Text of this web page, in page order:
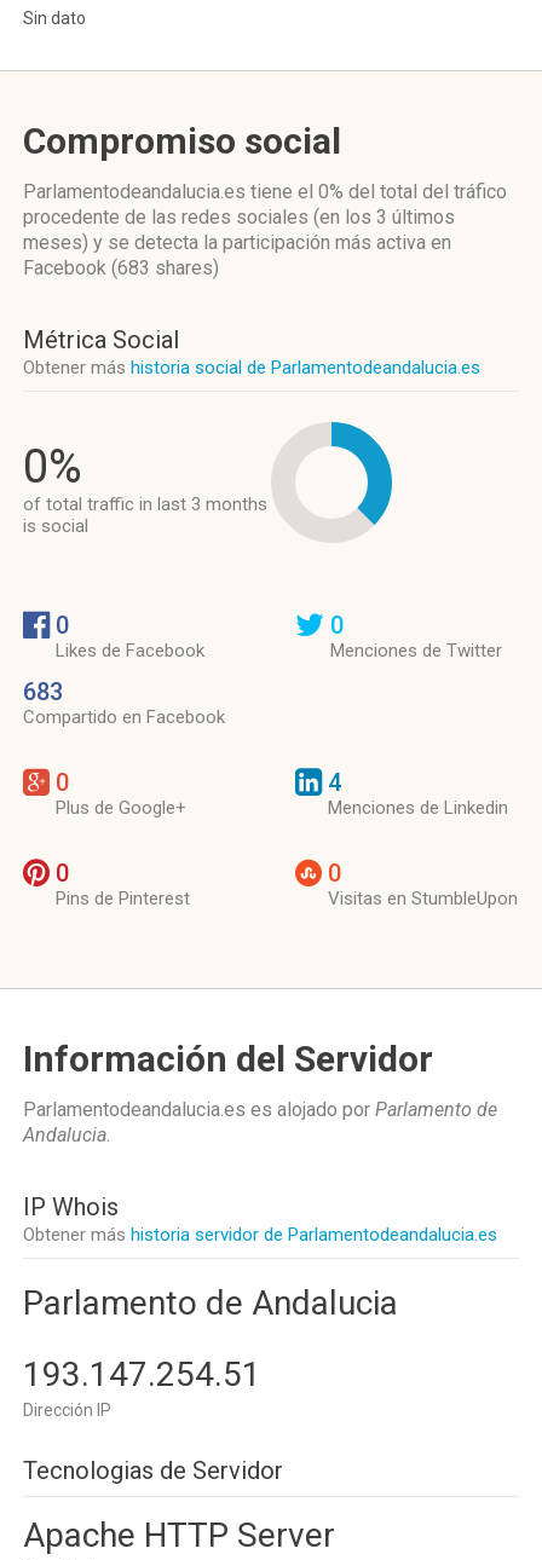
Sin dato
Compromiso social
Parlamentodeandalucia.es tiene el 0% del total del tráfico
procedente de las redes sociales (en los 3 últimos
meses) y se detecta la participación más activa en
Facebook (683 shares)
Métrica Social
Obtener más historia social de Parlamentodeandalucia.es
0%
of total traffic in last 3 months
is social
0
Likes de Facebook
683
Compartido en Facebook
0
Menciones de Twitter
0
Plus de Google+
4
Menciones de Linkedin
0
Pins de Pinterest
0
Visitas en StumbleUpon
Información del Servidor
Parlamentodeandalucia.es es alojado por Parlamento de
Andalucia.
IP Whois
Obtener más historia servidor de Parlamentodeandalucia.es
Parlamento de Andalucia
193.147.254.51
Dirección IP
Tecnologias de Servidor
Apache HTTP Server